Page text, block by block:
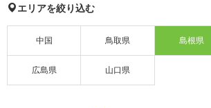
エリアを絞り込む
中国 鳥取県 島根県
広島県 山口県